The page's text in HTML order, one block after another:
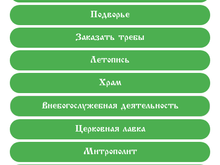
Подворье
Заказать требы
Летопись
Храм
Внебогослужебная деятельность
Церковная лавка
Митрополит